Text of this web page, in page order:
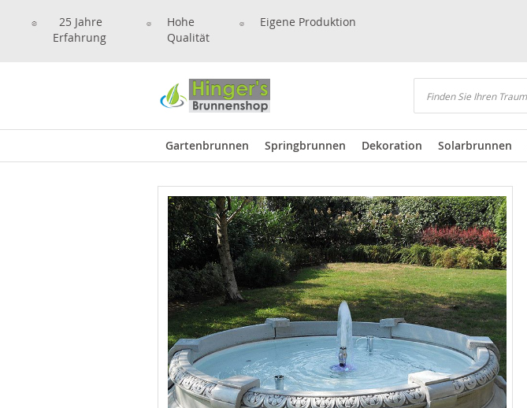
25 Jahre
Erfahrung
Hohe
Qualität
Eigene Produktion
Suchen
Gartenbrunnen Springbrunnen Dekoration Solarbrunnen